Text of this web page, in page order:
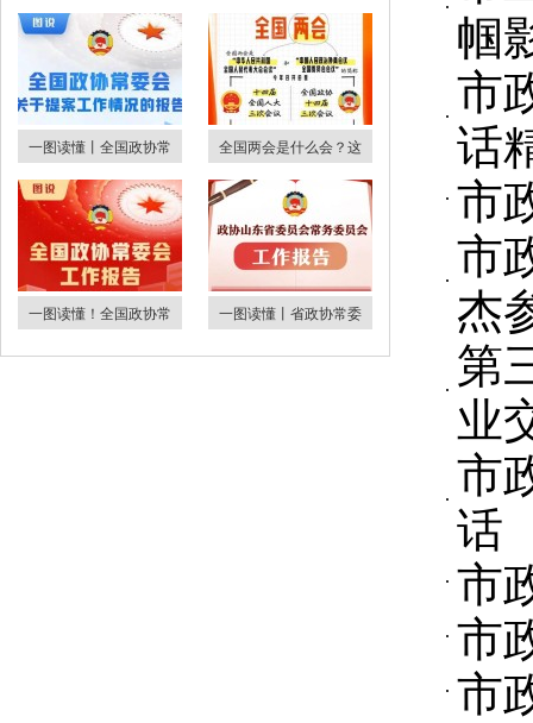
一图读懂丨全国政协常 全国两会是什么会？这
一图读懂！全国政协常 一图读懂丨省政协常委
帼
市
话
市
市
杰
第
业
市
话
市
市
市